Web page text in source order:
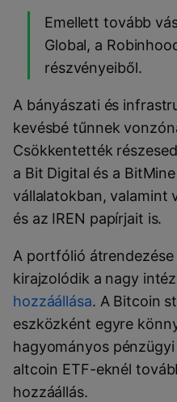
Emellett tovább
Global, a
részvényeiből.
A bányászati és
kevésbé tűnnek
Csökkentették
a Bit Digital és a
vállalatokban, valamint
és az IREN papírjait is.
A portfólió
kirajzolódik a nagy
hozzáállása. A Bitcoin
eszközként egyre
hagyományos
altcoin ETF-eknél
hozzáállás.